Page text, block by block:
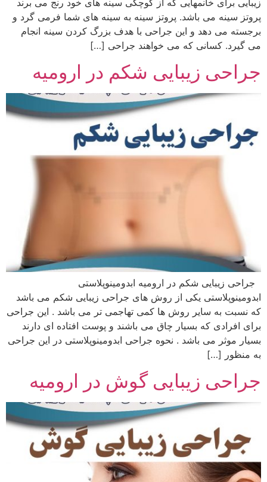
پروتز سینه می باشد. پروتز سینه به سینه های شما فرمی گرد و
برجسته می دهد و این جراحی با هدف بزرگ کردن سینه انجام
می گیرد. کسانی که می خواهند جراحی […]
جراحی زیبایی شکم در ارومیه
جراحی زیبایی شکم در ارومیه ابدومینوپلاستی
ابدومینوپلاستی یکی از روش های جراحی زیبایی شکم می باشد
که نسبت به سایر روش ها کمی تهاجمی تر می باشد . این جراحی
برای افرادی که بسیار چاق می باشند و پوست افتاده ای دارند
بسیار موثر می باشد . نحوه جراحی ابدومینوپلاستی در این جراحی
به منظور […]
جراحی زیبایی گوش در ارومیه